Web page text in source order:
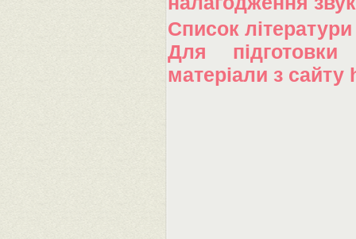
Список літератури
Для
матеріали з